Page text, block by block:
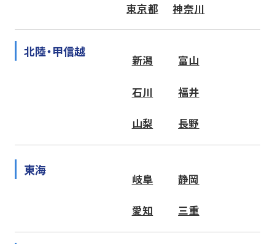
東京都 神奈川
北陸・甲信越
新潟 富山
石川 福井
山梨 長野
東海
岐阜 静岡
愛知 三重